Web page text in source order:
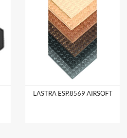
LASTRA ESP.8569 AIRSOFT